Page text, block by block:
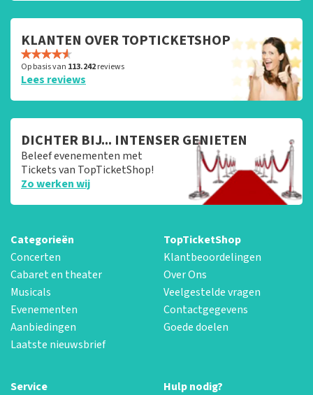
KLANTEN OVER TOPTICKETSHOP
Op basis van 113.242reviews
Lees reviews
DICHTER BIJ... INTENSER GENIETEN
Beleef evenementen met
Tickets van TopTicketShop!
Zo werken wij
Categorieën
Concerten
Cabaret en theater
Musicals
Evenementen
Aanbiedingen
Laatste nieuwsbrief
TopTicketShop
Klantbeoordelingen
Over Ons
Veelgestelde vragen
Contactgegevens
Goede doelen
Service
Hulp nodig?